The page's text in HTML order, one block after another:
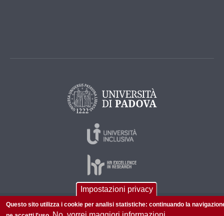
© 2026 Università di Padova - Tutti i diritti riservati
Impostazioni privacy
Questo sito utilizza i cookie per analisi statistiche: continuando la